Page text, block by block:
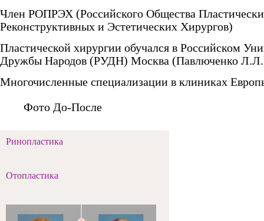
Член РОПРЭХ (Российского Общества
Реконструктивных и Эстетических Хирургов)
Пластической хирургии обучался в Российском
Дружбы Народов (РУДН) Москва (Павлюченко
Многочисленные специализации в клиниках
Фото До-После
Ринопластика
Отопластика